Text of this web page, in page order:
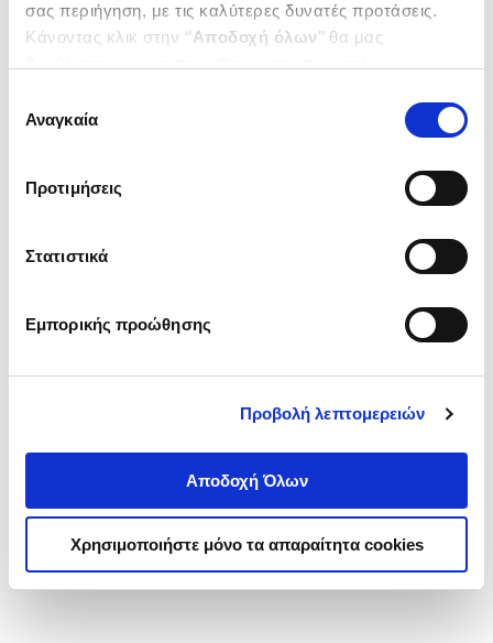
σας περιήγηση, με τις καλύτερες δυνατές προτάσεις.
Κάνοντας κλικ στην ‘’Αποδοχή όλων’’ θα μας
ενδιαφέρουν και να επιλέξετε από τα παρακάτω με την
΄΄και να ενημερωθείτε σχετικά με
συγκατάθεσης
Αναγκαία
Προτιμήσεις
Στατιστικά
Εμπορικής προώθησης
Προβολή λεπτομερειών
Αποδοχή Όλων
Χρησιμοποιήστε μόνο τα απαραίτητα cookies